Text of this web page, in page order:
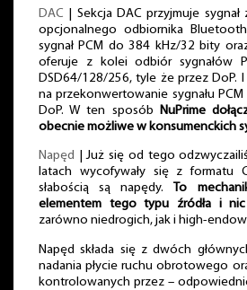
DAC | Sekcja DAC przyjmuje
opcjonalnego odbiornika
sygnał PCM do 384 kHz/32 bity
oferuje z kolei odbiór sygnałów
DSD64/128/256, tyle że przez DoP.
na przekonwertowanie sygnału
DoP. W ten sposób
NuPrime
obecnie możliwe w konsumenckich
Napęd | Już się od tego
latach wycofywały się z formatu
słabością są napędy.
To
elementem tego typu źródła i
zarówno niedrogich, jak i high-
Napęd składa się z dwóch
nadania płycie ruchu obrotowego
kontrolowanych przez –